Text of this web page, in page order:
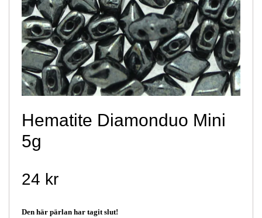
Hematite Diamonduo Mini
5g
24 kr
Den här pärlan har tagit slut!